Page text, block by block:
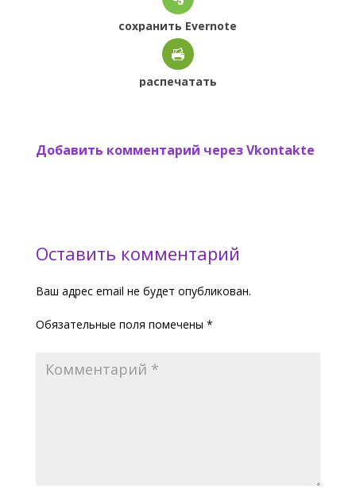
сохранить Evernote
распечатать
Добавить комментарий через Vkontakte
Оставить комментарий
Ваш адрес email не будет опубликован.
Обязательные поля помечены *